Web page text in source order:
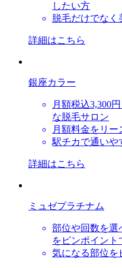
したい方
脱毛だけでなく
詳細はこちら
銀座カラー
月額税込3,300
な脱毛サロン
月額料金をリ
駅チカで通いや
詳細はこちら
ミュゼプラチナム
部位や回数を選
をピンポイント
気になる部位を